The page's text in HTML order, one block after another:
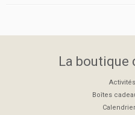
La boutique
Boîtes